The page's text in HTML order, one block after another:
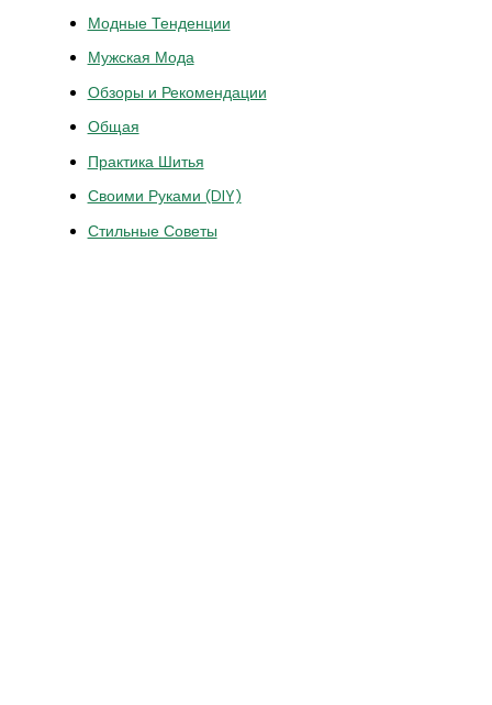
Модные Тенденции
Мужская Мода
Обзоры и Рекомендации
Общая
Практика Шитья
Своими Руками (DIY)
Стильные Советы